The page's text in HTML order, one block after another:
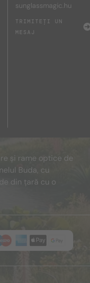
sunglassmagic.hu
TRIMITEȚI UN
MESAJ
și rame optice de
Buda, cu
din țară cu o